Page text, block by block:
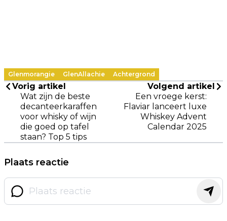
Glenmorangie GlenAllachie Achtergrond
Vorig artikel
Wat zijn de beste
decanteerkaraffen
voor whisky of wijn
die goed op tafel
staan? Top 5 tips
Volgend artikel
Een vroege kerst:
Flaviar lanceert luxe
Whiskey Advent
Calendar 2025
Plaats reactie